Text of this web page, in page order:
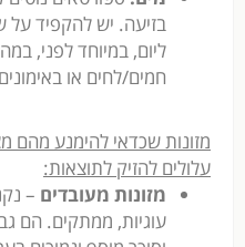
ליום, במיוחד לפני,
חמים/לחים או
מזונות שכדאי להימנע מהם
עלולים להזיק לתוצאות:
מזונות מעובדים –
עוגיות, ממתקים. הם